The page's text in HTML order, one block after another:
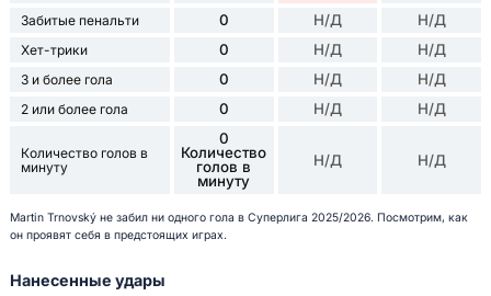
Забитые пенальти 0 Н/Д Н/Д
Хет-трики 0 Н/Д Н/Д
3 и более гола 0 Н/Д Н/Д
2 или более гола 0 Н/Д Н/Д
Количество голов в
минуту
0
Количество
голов в
минуту
Н/Д Н/Д
Martin Trnovský не забил ни одного гола в Суперлига 2025/2026. Посмотрим, как
он проявят себя в предстоящих играх.
Нанесенные удары